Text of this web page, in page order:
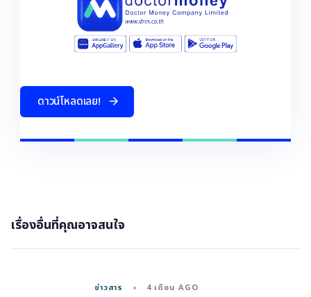
ดาวนโหลดเลย!
เรื่องอื่นที่คุณอาจสนใจ
ข่าวสาร 4 เดือน AGO